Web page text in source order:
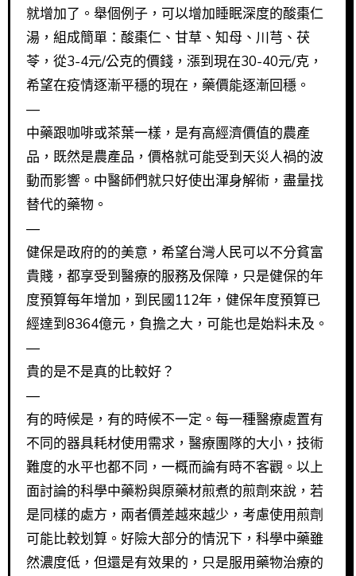
就增加了。舉個例子，可以增加睡眠深度的酸棗仁
湯，組成簡單：酸棗仁、甘草、知母、川芎、茯
苓，從3-4元/公克的價錢，漲到現在30-40元/克，
希望在疫情逐漸平穩的現在，藥價能逐漸回穩。
—
中藥跟咖啡或茶葉一樣，是有高經濟價值的農產
品，既然是農產品，價格就可能受到天災人禍的波
動而影響。中醫師們就只好使出渾身解術，盡量找
替代的藥物。
—
健保是政府的的美意，希望台灣人民可以不分貧富
貴賤，都享受到醫療的服務及保障，只是健保的年
度預算每年增加，到民國112年，健保年度預算已
經達到8364億元，負擔之大，可能也是始料未及。
—
貴的是不是真的比較好？
—
有的時候是，有的時候不一定。每一種醫療處置有
不同的器具耗材使用需求，醫療團隊的大小，技術
難度的水平也都不同，一概而論有時不客觀。以上
面討論的科學中藥粉與原藥材煎煮的煎劑來說，若
是同樣的處方，兩者價差越來越少，考慮使用煎劑
可能比較划算。好險大部分的情況下，科學中藥雖
然濃度低，但還是有效果的，只是服用藥物治療的